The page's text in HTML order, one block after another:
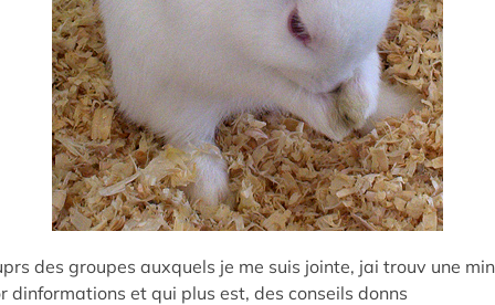
des groupes auxquels je me suis jointe, jai trouv une
dinformations et qui plus est, des conseils donns